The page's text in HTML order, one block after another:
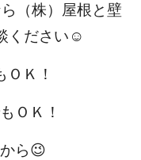
（株）屋根と壁
ください☺
Ｋ！
ＯＫ！
ら😉